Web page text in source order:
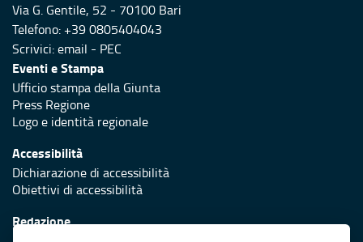
Via G. Gentile, 52 - 70100 Bari
Telefono: +39 0805404043
Scrivici:email - PEC
Eventi e Stampa
Ufficio stampa della Giunta
Press Regione
Logo e identità regionale
Accessibilità
Dichiarazione di accessibilità
Obiettivi di accessibilità
Redazione